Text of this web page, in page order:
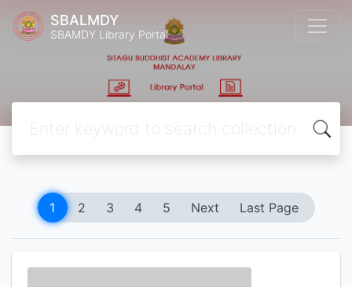
SBALMDY
SBAMDY Library Portal
1 2 3 4 5 Next Last Page